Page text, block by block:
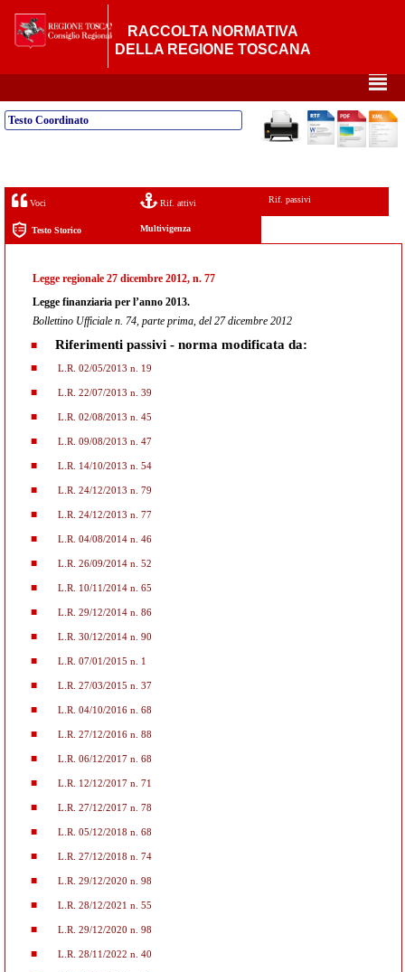
RACCOLTA NORMATIVA
DELLA REGIONE TOSCANA
²
Testo Coordinato
Voci Rif. attivi Rif. passivi
Testo Storico Multivigenza
Legge regionale 27 dicembre 2012, n. 77
Legge finanziaria per l’anno 2013.
Bollettino Ufficiale n. 74, parte prima, del 27 dicembre 2012
Riferimenti passivi - norma modificata da:
L.R. 02/05/2013 n. 19
L.R. 22/07/2013 n. 39
L.R. 02/08/2013 n. 45
L.R. 09/08/2013 n. 47
L.R. 14/10/2013 n. 54
L.R. 24/12/2013 n. 79
L.R. 24/12/2013 n. 77
L.R. 04/08/2014 n. 46
L.R. 26/09/2014 n. 52
L.R. 10/11/2014 n. 65
L.R. 29/12/2014 n. 86
L.R. 30/12/2014 n. 90
L.R. 07/01/2015 n. 1
L.R. 27/03/2015 n. 37
L.R. 04/10/2016 n. 68
L.R. 27/12/2016 n. 88
L.R. 06/12/2017 n. 68
L.R. 12/12/2017 n. 71
L.R. 27/12/2017 n. 78
L.R. 05/12/2018 n. 68
L.R. 27/12/2018 n. 74
L.R. 29/12/2020 n. 98
L.R. 28/12/2021 n. 55
L.R. 29/12/2020 n. 98
L.R. 28/11/2022 n. 40